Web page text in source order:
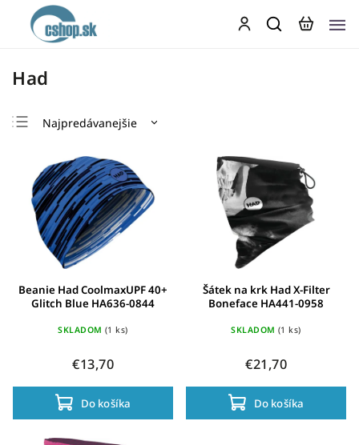
Had
Najpredávanejšie
Najdrahšie
Abecedne
Beanie Had CoolmaxUPF 40+
Glitch Blue HA636-0844
SKLADOM (1 ks)
€13,70
Do košíka
Šátek na krk Had X-Filter
Boneface HA441-0958
SKLADOM (1 ks)
€21,70
Do košíka